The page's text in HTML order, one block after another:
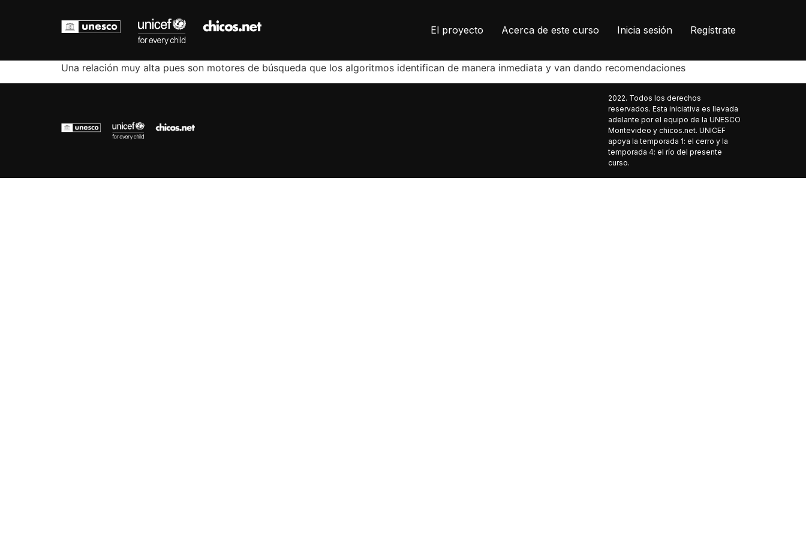
El proyecto Acerca de este curso Inicia sesión Regístrate
Una relación muy alta pues son motores de búsqueda que los algoritmos identifican de manera inmediata y van dando recomendaciones
2022. Todos los derechos
reservados. Esta iniciativa es llevada
adelante por el equipo de la UNESCO
Montevideo y chicos.net. UNICEF
apoya la temporada 1: el cerro y la
temporada 4: el río del presente
curso.